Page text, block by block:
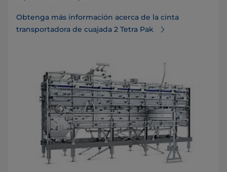
Obtenga más información acerca de la cinta
transportadora de cuajada 2 Tetra Pak